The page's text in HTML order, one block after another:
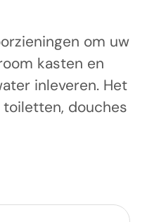
om uw
kasten en
inleveren. Het
douches